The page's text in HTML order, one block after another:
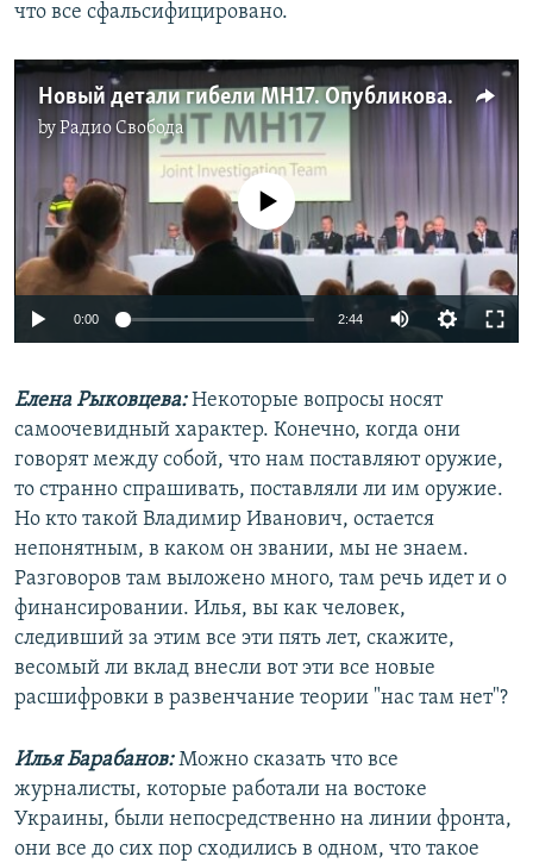
что все сфальсифицировано.
Новый детали гибели MH17. Опубликованы новые перехваченные записи переговоров боевиков
byРадио Свобода
No media source currently available
0:00 2:44
Елена Рыковцева:Некоторые вопросы носят
самоочевидный характер. Конечно, когда они
говорят между собой, что нам поставляют оружие,
то странно спрашивать, поставляли ли им оружие.
Но кто такой Владимир Иванович, остается
непонятным, в каком он звании, мы не знаем.
Разговоров там выложено много, там речь идет и о
финансировании. Илья, вы как человек,
следивший за этим все эти пять лет, скажите,
весомый ли вклад внесли вот эти все новые
расшифровки в развенчание теории "нас там нет"?
Илья Барабанов:Можно сказать что все
журналисты, которые работали на востоке
Украины, были непосредственно на линии фронта,
они все до сих пор сходились в одном, что такое